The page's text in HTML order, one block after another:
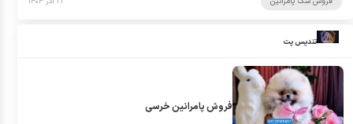
تندیس پت
فروش پامرانین خرسی